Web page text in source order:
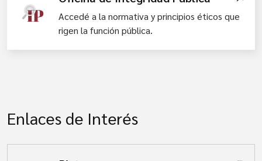
Accedé a la normativa y principios éticos que
rigen la función pública.
Enlaces de Interés